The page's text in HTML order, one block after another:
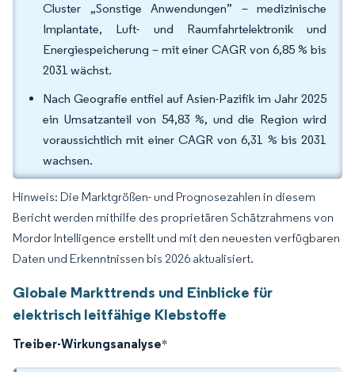
Cluster „Sonstige Anwendungen” – medizinische
Implantate, Luft- und Raumfahrtelektronik und
Energiespeicherung – mit einer CAGR von 6,85 % bis
2031 wächst.
Nach Geografie entfiel auf Asien-Pazifik im Jahr 2025
ein Umsatzanteil von 54,83 %, und die Region wird
voraussichtlich mit einer CAGR von 6,31 % bis 2031
wachsen.
Hinweis: Die Marktgrößen- und Prognosezahlen in diesem
Bericht werden mithilfe des proprietären Schätzrahmens von
Mordor Intelligence erstellt und mit den neuesten verfügbaren
Daten und Erkenntnissen bis 2026 aktualisiert.
Globale Markttrends und Einblicke für
elektrisch leitfähige Klebstoffe
Treiber-Wirkungsanalyse*